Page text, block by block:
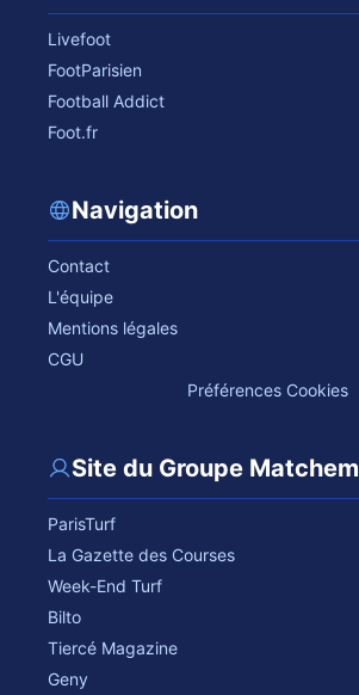
Livefoot
FootParisien
Football Addict
Foot.fr
Navigation
Contact
L'équipe
Mentions légales
CGU
Préférences Cookies
Site du Groupe Matchem
ParisTurf
La Gazette des Courses
Week-End Turf
Bilto
Tiercé Magazine
Geny